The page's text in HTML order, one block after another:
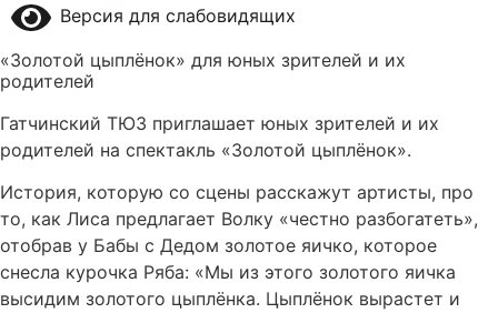
Версия для слабовидящих
«Золотой цыплёнок» для юных зрителей и их
родителей
Гатчинский ТЮЗ приглашает юных зрителей и их
родителей на спектакль «Золотой цыплёнок».
История, которую со сцены расскажут артисты, про
то, как Лиса предлагает Волку «честно разбогатеть»,
отобрав у Бабы с Дедом золотое яичко, которое
снесла курочка Ряба: «Мы из этого золотого яичка
высидим золотого цыплёнка. Цыплёнок вырастет и